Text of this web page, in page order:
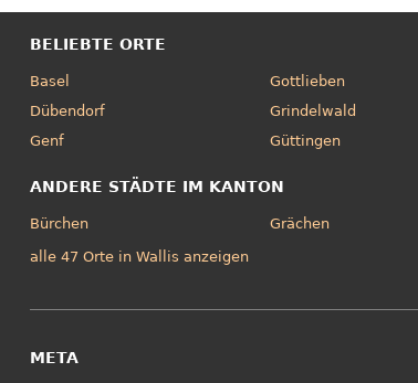
BELIEBTE ORTE
Basel
Dübendorf
Genf
Gottlieben
Grindelwald
Güttingen
ANDERE STÄDTE IM KANTON
Bürchen Grächen
alle 47 Orte in Wallis anzeigen
META